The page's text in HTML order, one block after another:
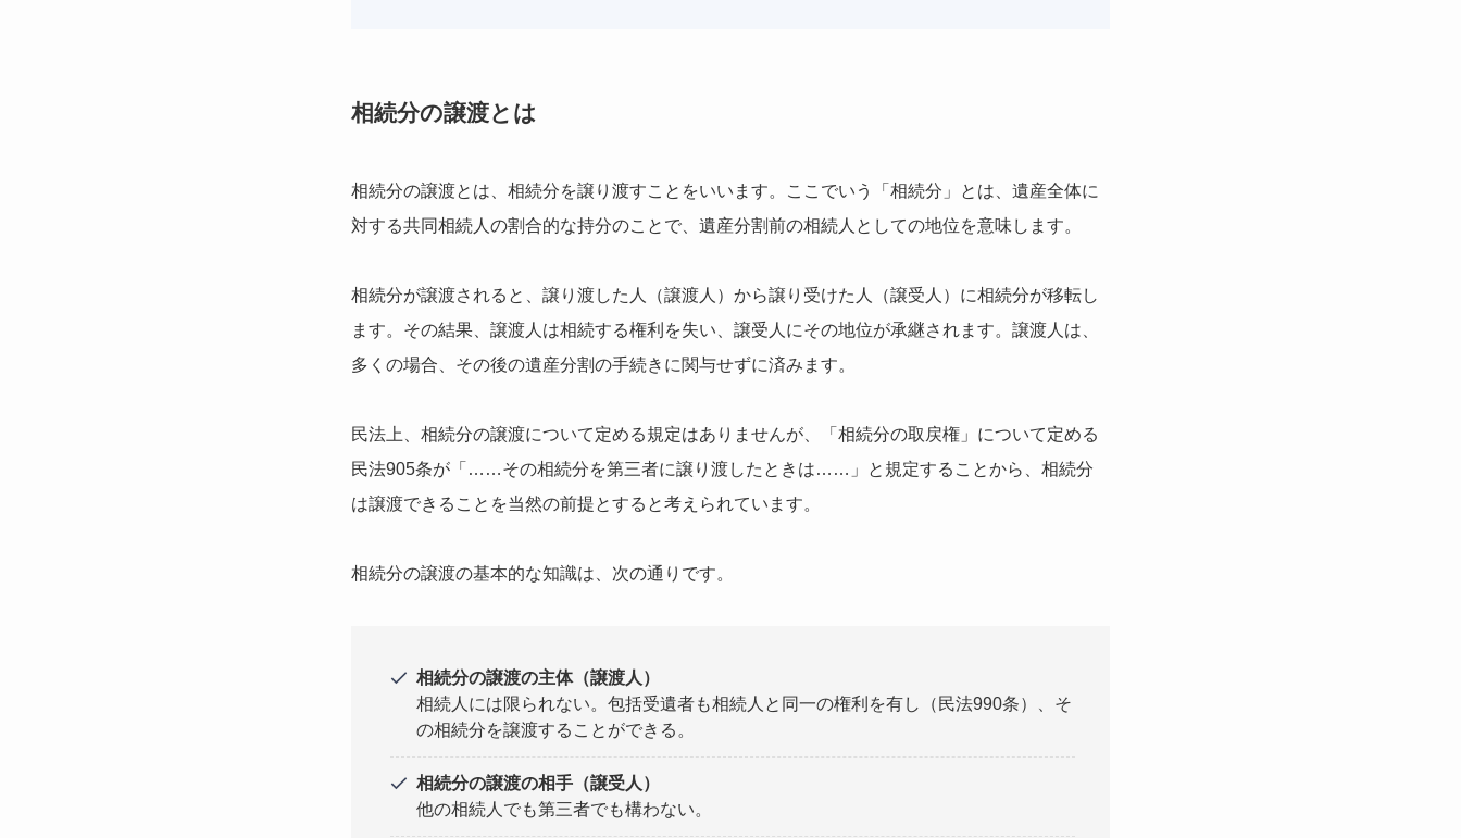
相続分の譲渡とは
相続分の譲渡とは、相続分を譲り渡すことをいいます。ここでいう「相続分」とは、遺産全体に
対する共同相続人の割合的な持分のことで、遺産分割前の相続人としての地位を意味します。
相続分が譲渡されると、譲り渡した人（譲渡人）から譲り受けた人（譲受人）に相続分が移転し
ます。その結果、譲渡人は相続する権利を失い、譲受人にその地位が承継されます。譲渡人は、
多くの場合、その後の遺産分割の手続きに関与せずに済みます。
民法上、相続分の譲渡について定める規定はありませんが、「相続分の取戻権」について定める
民法905条が「……その相続分を第三者に譲り渡したときは……」と規定することから、相続分
は譲渡できることを当然の前提とすると考えられています。
相続分の譲渡の基本的な知識は、次の通りです。
相続分の譲渡の主体（譲渡人）
相続人には限られない。包括受遺者も相続人と同一の権利を有し（民法990条）、そ
の相続分を譲渡することができる。
相続分の譲渡の相手（譲受人）
他の相続人でも第三者でも構わない。